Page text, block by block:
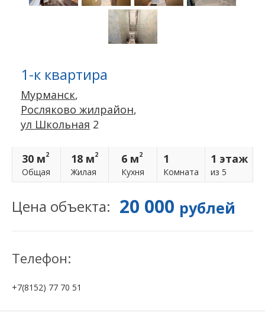
1-к квартира
Мурманск,
Росляково жилрайон,
ул Школьная 2
30 м2
Общая
18 м2
Жилая
6 м2
Кухня
1
Комнатa
1 этаж
из 5
Цена объекта: 20 000 рублей
Телефон:
+7(8152) 77 70 51